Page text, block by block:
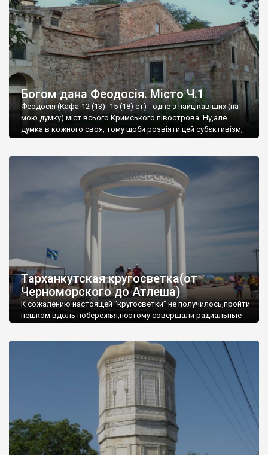
Богом дана Феодосія. Місто Ч.1
Феодосія (Кафа-12 (13) -15 (18) ст) - одне з найцікавіших (на
мою думку) міст всього Кримського півострова .Ну,але
думка в кожного своя, тому щоби розвіяти цей субєктивізм,
запрошую відвідати це
Тарханкутская кругосветка(от
Черноморского до Атлеша)
К сожалению настоящей "кругосветки" не получилось,пройти
пешком вдоль побережья,поэтому совершали радиальные